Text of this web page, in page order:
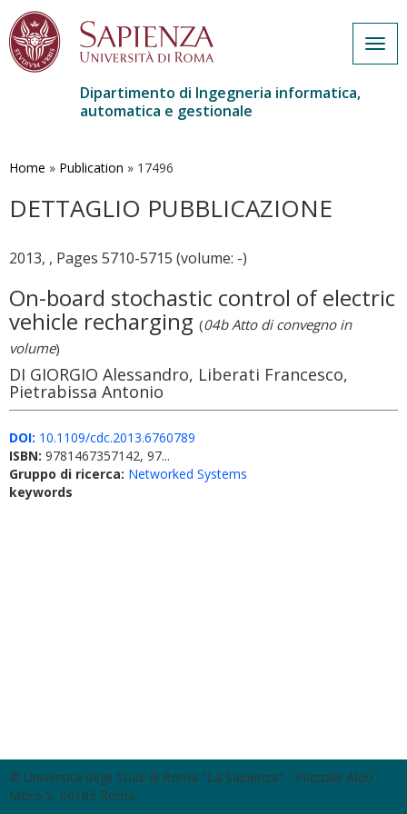
contenuto
Dipartimento di Ingegneria informatica,
automatica e gestionale
Home » Publication » 17496
DETTAGLIO PUBBLICAZIONE
2013, , Pages 5710-5715 (volume: -)
On-board stochastic control of electric
vehicle recharging (04b Atto di convegno in
volume)
DI GIORGIO Alessandro, Liberati Francesco,
Pietrabissa Antonio
DOI: 10.1109/cdc.2013.6760789
ISBN: 9781467357142, 97...
Gruppo di ricerca: Networked Systems
keywords
© Università degli Studi di Roma "La Sapienza" - Piazzale Aldo
Moro 5, 00185 Roma